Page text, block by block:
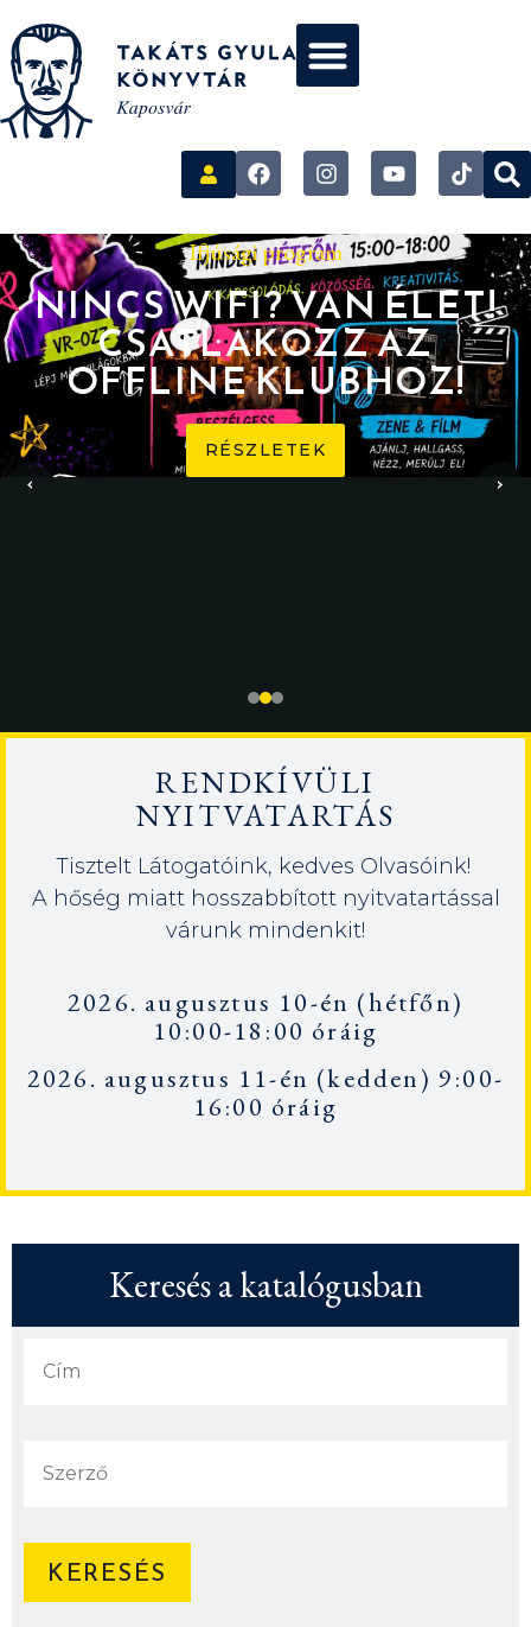
Ifjúsági program
NINCS WIFI? VAN ÉLET!
CSATLAKOZZ AZ
OFFLINE KLUBHOZ!
RÉSZLETEK
‹ ›
RENDKÍVÜLI
NYITVATARTÁS
Tisztelt Látogatóink, kedves Olvasóink!
A hőség miatt hosszabbított nyitvatartással
várunk mindenkit!
2026. augusztus 10-én (hétfőn)
10:00-18:00 óráig
2026. augusztus 11-én (kedden) 9:00-
16:00 óráig
Keresés a katalógusban